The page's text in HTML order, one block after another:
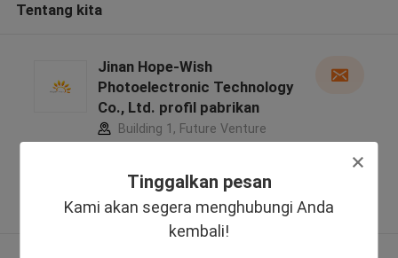
Tinggalkan pesan
Kami akan segera menghubungi Anda
kembali!
Tentang kita
Jinan Hope-Wish
Photoelectronic Technology
Co., Ltd. profil pabrikan
Building 1, Future Venture
5.0
Diverifikasi pemasok